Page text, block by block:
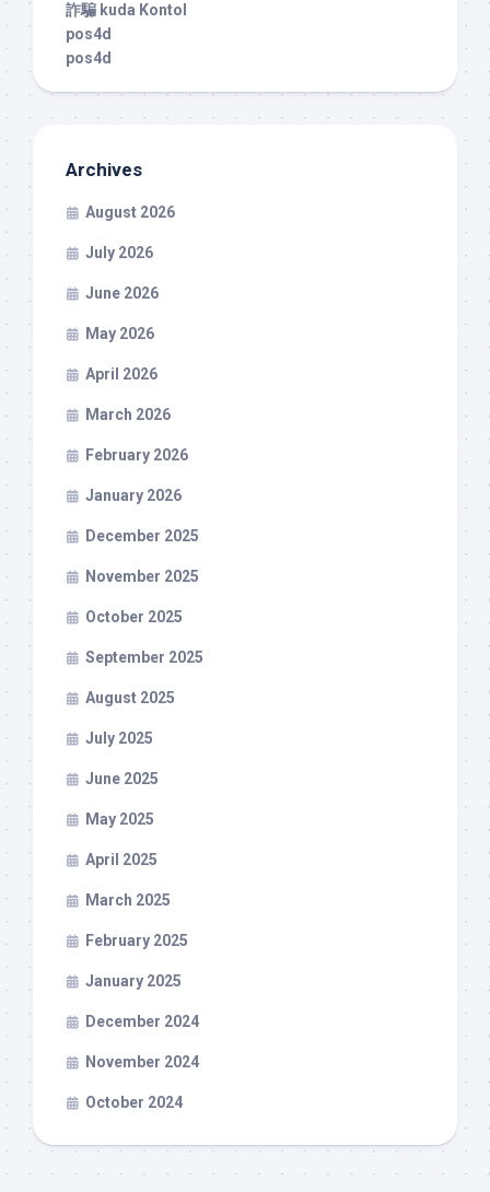
詐騙 kuda Kontol
pos4d
pos4d
Archives
August 2026
July 2026
June 2026
May 2026
April 2026
March 2026
February 2026
January 2026
December 2025
November 2025
October 2025
September 2025
August 2025
July 2025
June 2025
May 2025
April 2025
March 2025
February 2025
January 2025
December 2024
November 2024
October 2024